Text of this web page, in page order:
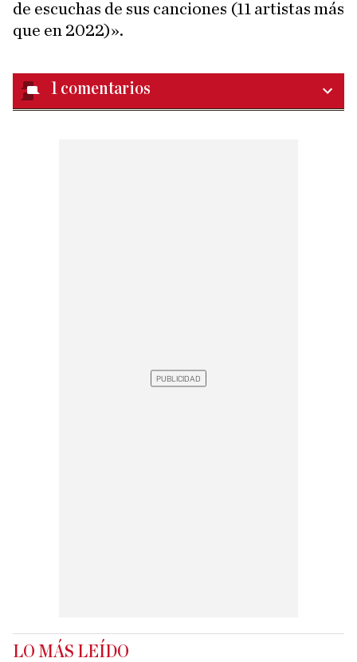
de escuchas de sus canciones (11 artistas más
que en 2022)».
1 comentarios
LO MÁS LEÍDO